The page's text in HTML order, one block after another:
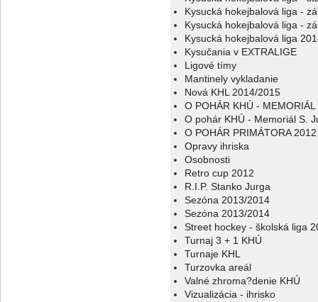
Kysucká hokejbalová liga -
Kysucká hokejbalová liga -
Kysucká hokejbalová liga
Kysučania v EXTRALIGE
Ligové tímy
Mantinely vykladanie
Nová KHL 2014/2015
O POHÁR KHÚ - MEMORIÁL
O pohár KHÚ - Memoriál S.
O POHÁR PRIMÁTORA 2012
Opravy ihriska
Osobnosti
Retro cup 2012
R.I.P. Stanko Jurga
Sezóna 2013/2014
Sezóna 2013/2014
Street hockey - školská liga
Turnaj 3 + 1 KHÚ
Turnaje KHL
Turzovka areál
Valné zhroma?denie KHÚ
Vizualizácia - ihrisko